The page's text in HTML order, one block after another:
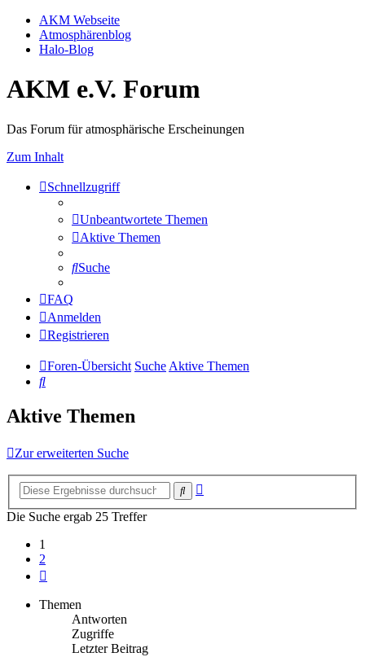
AKM Webseite
Atmosphärenblog
Halo-Blog
AKM e.V. Forum
Das Forum für atmosphärische Erscheinungen
Zum Inhalt
Schnellzugriff
Unbeantwortete Themen
Aktive Themen
Suche
FAQ
Anmelden
Registrieren
Foren-Übersicht Suche Aktive Themen
Suche
Aktive Themen
Zur erweiterten Suche
Suche
Die Suche ergab 25 Treffer
1
2
Themen
Antworten
Zugriffe
Letzter Beitrag